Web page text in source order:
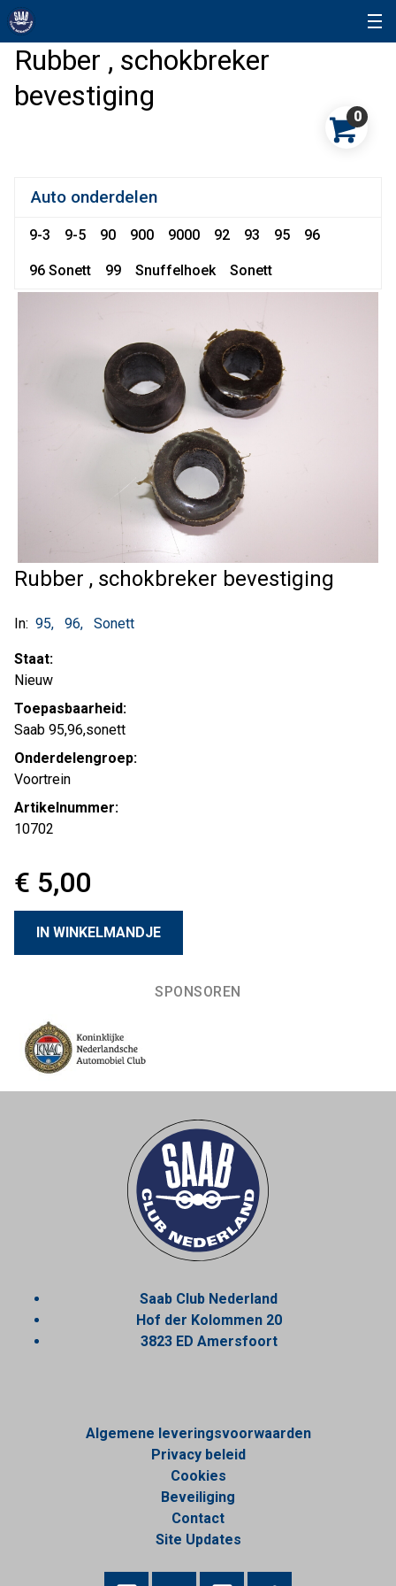
Rubber , schokbreker
bevestiging
0
Auto onderdelen
9-3 9-5 90 900 9000 92 93 95 96
96 Sonett 99 Snuffelhoek Sonett
Rubber , schokbreker bevestiging
In: 95 96 Sonett
Staat:
Nieuw
Toepasbaarheid:
Saab 95,96,sonett
Onderdelengroep:
Voortrein
Artikelnummer:
10702
€ 5,00
SPONSOREN
Saab Club Nederland
Hof der Kolommen 20
3823 ED Amersfoort
Algemene leveringsvoorwaarden
Privacy beleid
Cookies
Beveiliging
Contact
Site Updates